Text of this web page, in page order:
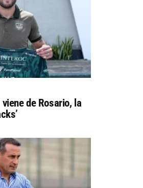
de Rosario, la